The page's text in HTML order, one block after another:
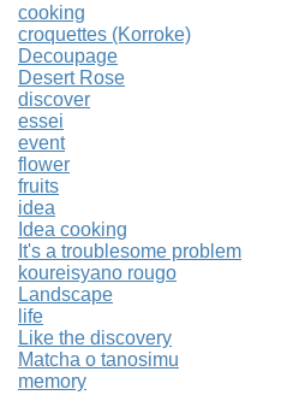
cooking
croquettes (Korroke)
Decoupage
Desert Rose
discover
essei
event
flower
fruits
idea
Idea cooking
It's a troublesome problem
koureisyano rougo
Landscape
life
Like the discovery
Matcha o tanosimu
memory